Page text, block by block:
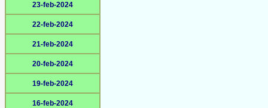
23-feb-2024
22-feb-2024
21-feb-2024
20-feb-2024
19-feb-2024
16-feb-2024